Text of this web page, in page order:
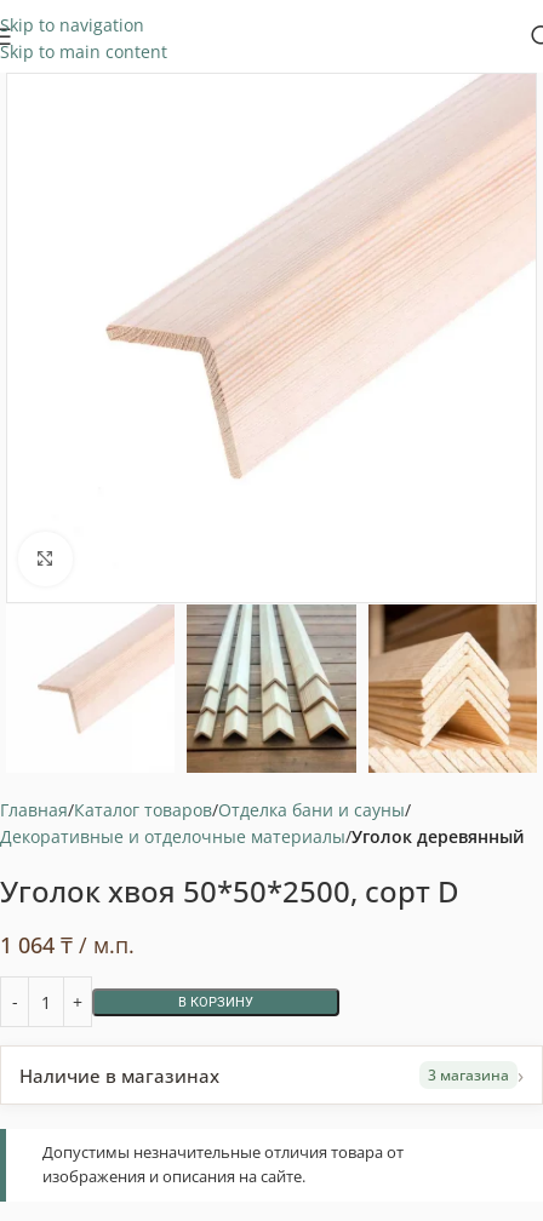
Skip to navigation
Skip to main content
Главная Каталог товаров Отделка бани и сауны
Декоративные и отделочные материалы Уголок деревянный
Уголок хвоя 50*50*2500, сорт D
1 064 ₸ / м.п.
В КОРЗИНУ
Наличие в магазинах 3 магазина ›
Допустимы незначительные отличия товара от
изображения и описания на сайте.